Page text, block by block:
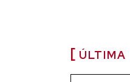
ÚLTIMA